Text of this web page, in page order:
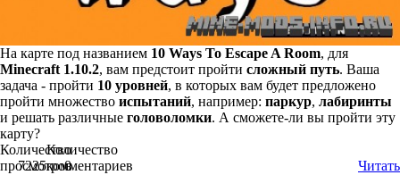
На карте под названием 10 Ways To Escape A Room, для
Minecraft 1.10.2, вам предстоит пройти сложный путь. Ваша
задача - пройти 10 уровней, в которых вам будет предложено
пройти множество испытаний, например: паркур, лабиринты
и решать различные головоломки. А сможете-ли вы пройти эту
карту?
Количество
просмотров
7225
Количество
комментариев
0 Читать